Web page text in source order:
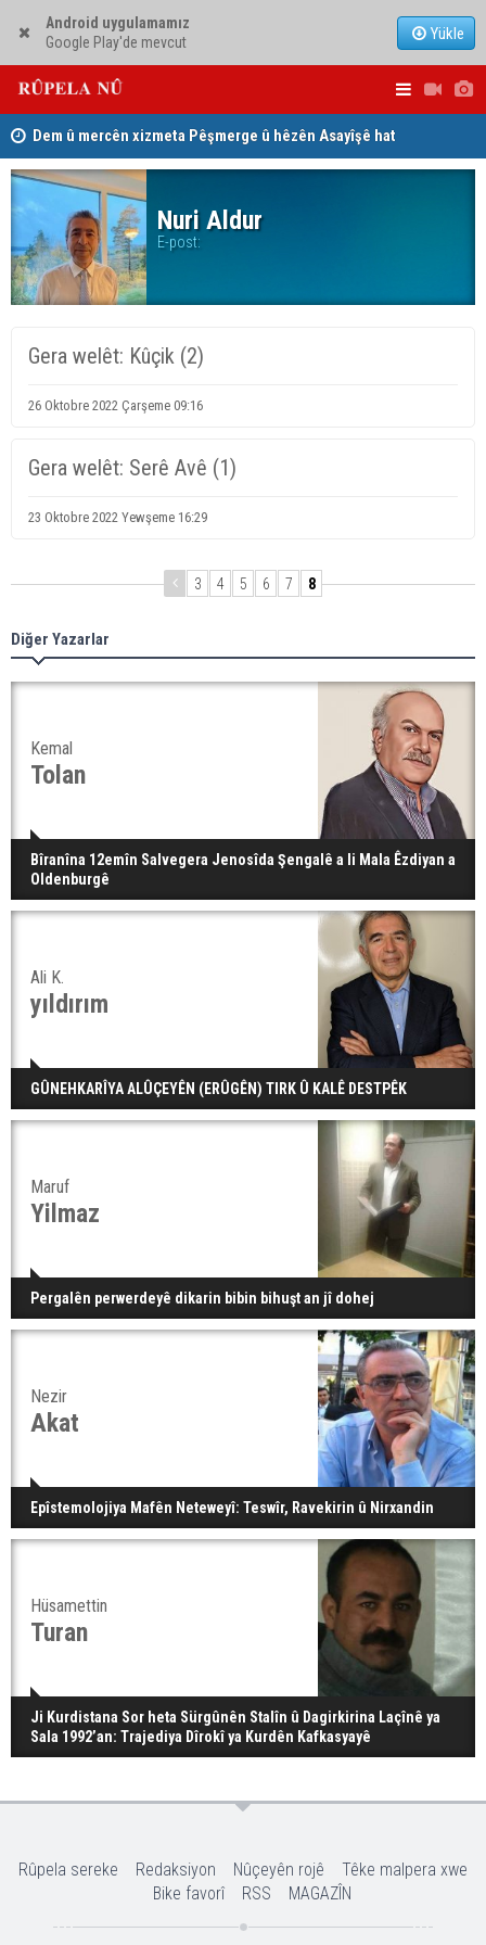
Android uygulamamız
Google Play'de mevcut
Yükle
Dem û mercên xizmeta Pêşmerge û hêzên Asayîşê hat
pejirandin
Nuri Aldur
E-post:
Gera welêt: Kûçik (2)
26 Oktobre 2022 Çarşeme 09:16
Gera welêt: Serê Avê (1)
23 Oktobre 2022 Yewşeme 16:29
3 4 5 6 7 8
Diğer Yazarlar
Kemal
Tolan
Bîranîna 12emîn Salvegera Jenosîda Şengalê a li Mala Êzdiyan a
Oldenburgê
Ali K.
yıldırım
GÛNEHKARÎYA ALÛÇEYÊN (ERÛGÊN) TIRK Û KALÊ DESTPÊK
Maruf
Yilmaz
Pergalên perwerdeyê dikarin bibin bihuşt an jî dohej
Nezir
Akat
Epîstemolojiya Mafên Neteweyî: Teswîr, Ravekirin û Nirxandin
Hüsamettin
Turan
Ji Kurdistana Sor heta Sürgûnên Stalîn û Dagirkirina Laçînê ya
Sala 1992’an: Trajediya Dîrokî ya Kurdên Kafkasyayê
Rûpela sereke Redaksiyon Nûçeyên rojê
Têke malpera xwe
Bike favorî
RSS MAGAZÎN